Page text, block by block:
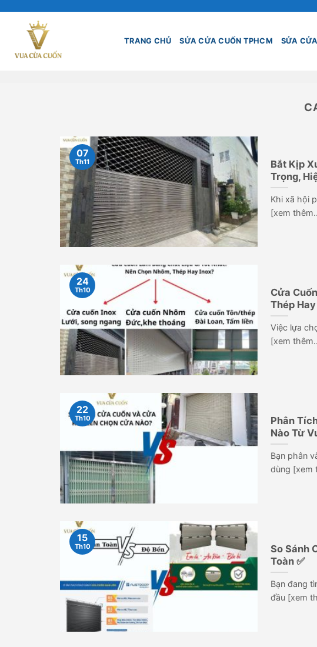
content
TRANG CHỦ SỬA CỬA CUỐN TPHCM SỬA
Bắt Kịp
Trọng,
Khi xã hội
[xem
07
Th11
Cửa
Thép
Việc lựa
[xem
24
Th10
Phân
Nào Từ
Bạn phân
dùng [xem
22
Th10
So Sánh
Toàn ✅
Bạn đang
đầu [xem
15
Th10